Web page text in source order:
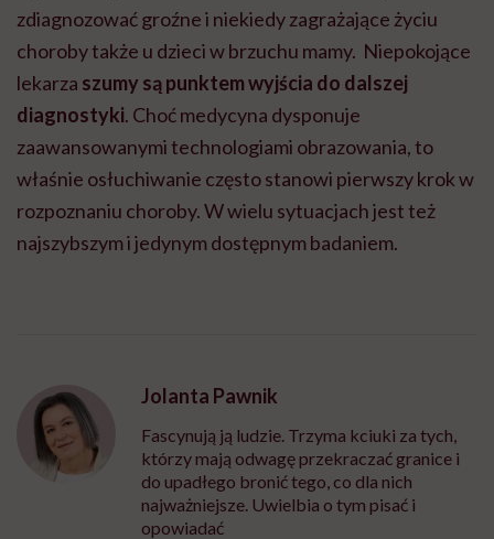
zdiagnozować groźne i niekiedy zagrażające życiu
choroby także u dzieci w brzuchu mamy. Niepokojące
lekarza szumy są punktem wyjścia do dalszej
diagnostyki. Choć medycyna dysponuje
zaawansowanymi technologiami obrazowania, to
właśnie osłuchiwanie często stanowi pierwszy krok w
rozpoznaniu choroby. W wielu sytuacjach jest też
najszybszym i jedynym dostępnym badaniem.
Jolanta Pawnik
Fascynują ją ludzie. Trzyma kciuki za tych,
którzy mają odwagę przekraczać granice i
do upadłego bronić tego, co dla nich
najważniejsze. Uwielbia o tym pisać i
opowiadać